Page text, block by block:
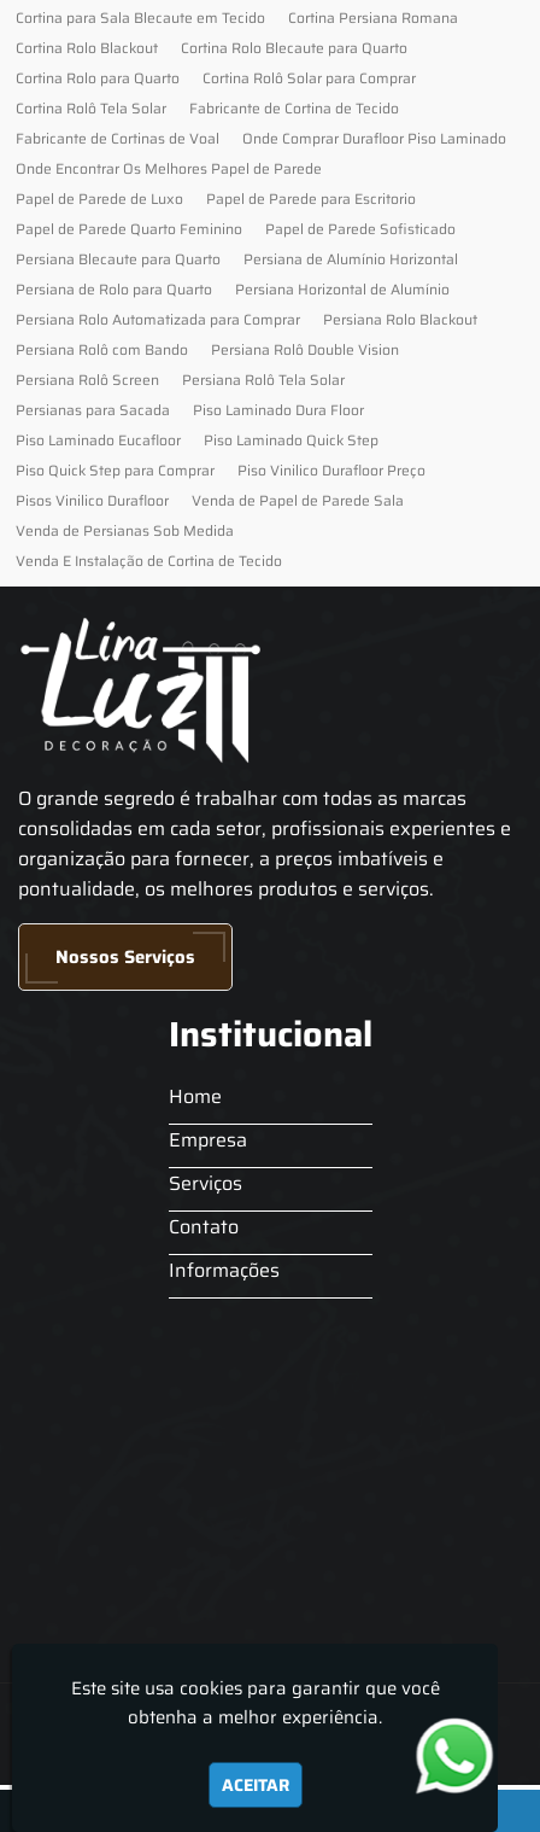
Cortina para Sala Blecaute em Tecido
Cortina Persiana Romana
Cortina Rolo Blackout
Cortina Rolo Blecaute para Quarto
Cortina Rolo para Quarto
Cortina Rolô Solar para Comprar
Cortina Rolô Tela Solar
Fabricante de Cortina de Tecido
Fabricante de Cortinas de Voal
Onde Comprar Durafloor Piso Laminado
Onde Encontrar Os Melhores Papel de Parede
Papel de Parede de Luxo
Papel de Parede para Escritorio
Papel de Parede Quarto Feminino
Papel de Parede Sofisticado
Persiana Blecaute para Quarto
Persiana de Alumínio Horizontal
Persiana de Rolo para Quarto
Persiana Horizontal de Alumínio
Persiana Rolo Automatizada para Comprar
Persiana Rolo Blackout
Persiana Rolô com Bando
Persiana Rolô Double Vision
Persiana Rolô Screen
Persiana Rolô Tela Solar
Persianas para Sacada
Piso Laminado Dura Floor
Piso Laminado Eucafloor
Piso Laminado Quick Step
Piso Quick Step para Comprar
Piso Vinilico Durafloor Preço
Pisos Vinilico Durafloor
Venda de Papel de Parede Sala
Venda de Persianas Sob Medida
Venda E Instalação de Cortina de Tecido
O grande segredo é trabalhar com todas as marcas
consolidadas em cada setor, profissionais experientes e
organização para fornecer, a preços imbatíveis e
pontualidade, os melhores produtos e serviços.
Nossos Serviços
Institucional
Home
Empresa
Serviços
Contato
Informações
Lira Luz Decor - Cortinas sob medidas e persianas
Este site usa cookies para garantir que você
obtenha a melhor experiência.
ACEITAR